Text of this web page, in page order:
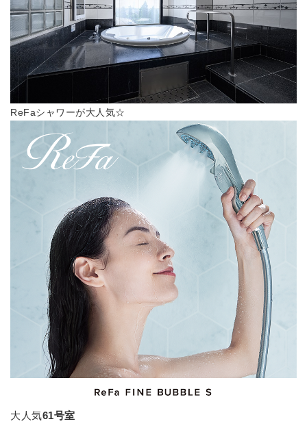
ReFaシャワーが大人気☆
大人気61号室